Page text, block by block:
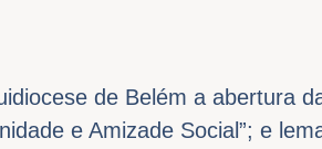
de Belém a abertura
e Amizade Social”; e